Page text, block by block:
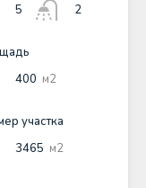
5
2
400 м2
участка
3465 м2